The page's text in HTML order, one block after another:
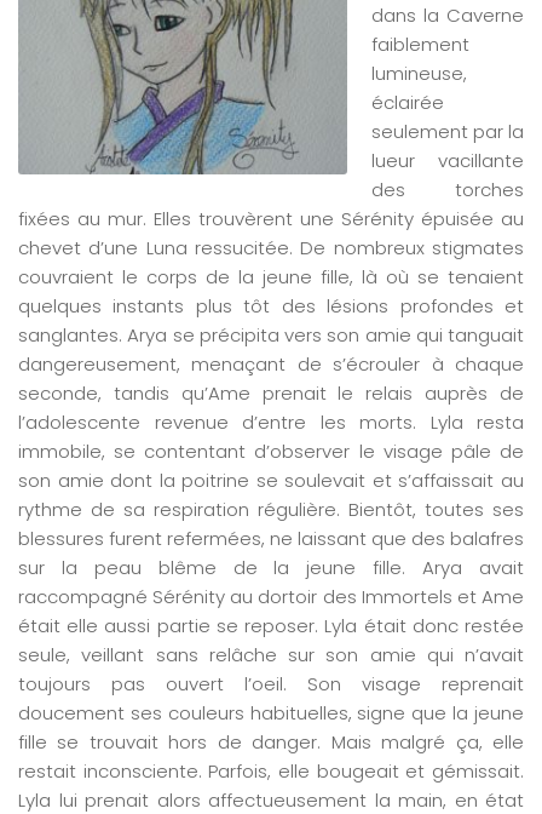
dans la Caverne
faiblement
lumineuse,
éclairée
seulement par la
lueur vacillante
des torches
fixées au mur. Elles trouvèrent une Sérénity épuisée au
chevet d’une Luna ressucitée. De nombreux stigmates
couvraient le corps de la jeune fille, là où se tenaient
quelques instants plus tôt des lésions profondes et
sanglantes. Arya se précipita vers son amie qui tanguait
dangereusement, menaçant de s’écrouler à chaque
seconde, tandis qu’Ame prenait le relais auprès de
l’adolescente revenue d’entre les morts. Lyla resta
immobile, se contentant d’observer le visage pâle de
son amie dont la poitrine se soulevait et s’affaissait au
rythme de sa respiration régulière. Bientôt, toutes ses
blessures furent refermées, ne laissant que des balafres
sur la peau blême de la jeune fille. Arya avait
raccompagné Sérénity au dortoir des Immortels et Ame
était elle aussi partie se reposer. Lyla était donc restée
seule, veillant sans relâche sur son amie qui n’avait
toujours pas ouvert l’oeil. Son visage reprenait
doucement ses couleurs habituelles, signe que la jeune
fille se trouvait hors de danger. Mais malgré ça, elle
restait inconsciente. Parfois, elle bougeait et gémissait.
Lyla lui prenait alors affectueusement la main, en état